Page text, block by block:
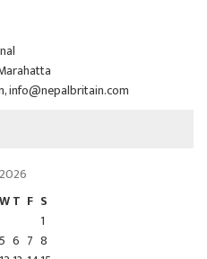
,info@nepalbritain.com
WT F S
1
5 6 7 8